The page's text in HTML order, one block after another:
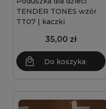
TENDER TONES wzór
TT07 | kaczki
35,00 zł
Do koszyka